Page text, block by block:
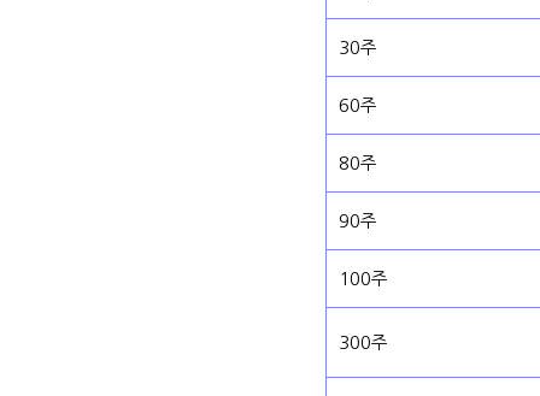
30주
60주
80주
90주
100주
300주